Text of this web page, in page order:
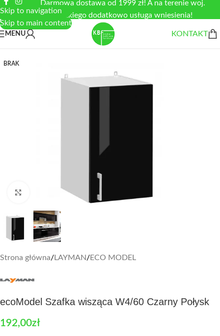
Skip to navigation
Skip to main content
Darmowa dostawa od 1999 zł! A na terenie woj.
łódzkiego dodatkowo usługa wniesienia!
MENU KONTAKT
BRAK
Zobacz duże zdjęcie
Strona główna/LAYMAN/ECO MODEL
ecoModel Szafka wisząca W4/60 Czarny Połysk
192,00zł